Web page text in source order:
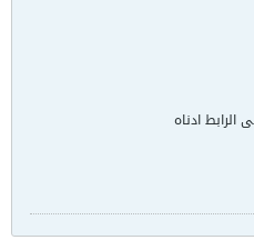
الرابط ادناه